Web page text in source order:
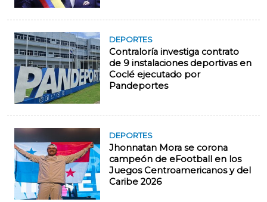
DEPORTES
Contraloría investiga contrato
de 9 instalaciones deportivas en
Coclé ejecutado por
Pandeportes
DEPORTES
Jhonnatan Mora se corona
campeón de eFootball en los
Juegos Centroamericanos y del
Caribe 2026